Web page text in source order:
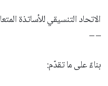
– –
بناءً على ما تقدّم: